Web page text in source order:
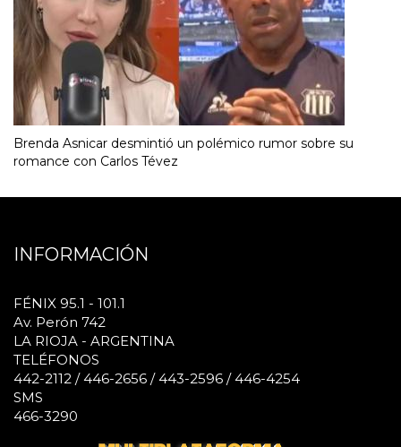
Brenda Asnicar desmintió un polémico rumor sobre su
romance con Carlos Tévez
INFORMACIÓN
FÉNIX 95.1 - 101.1
Av. Perón 742
LA RIOJA - ARGENTINA
TELÉFONOS
442-2112 / 446-2656 / 443-2596 / 446-4254
SMS
466-3290